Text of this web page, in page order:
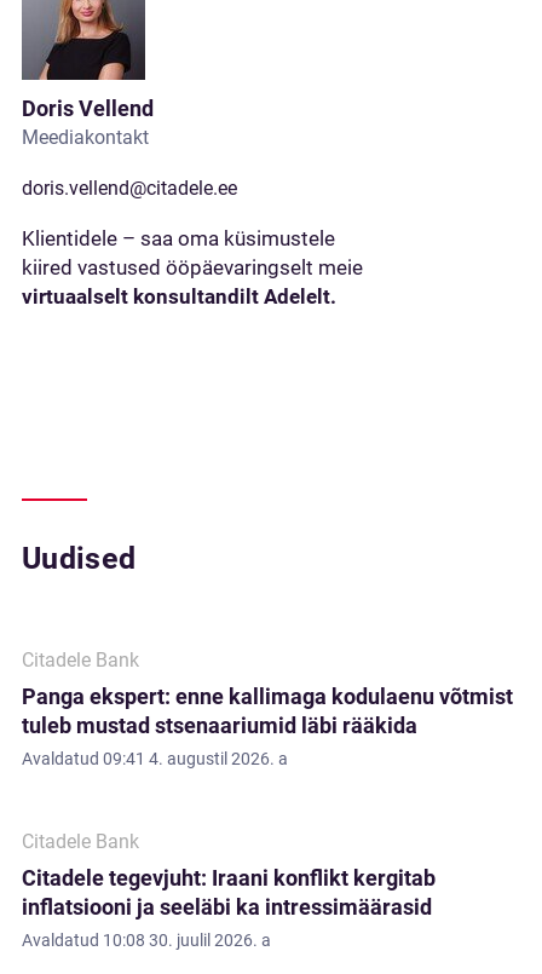
Doris Vellend
Meediakontakt
doris.vellend@citadele.ee
Klientidele – saa oma küsimustele
kiired vastused ööpäevaringselt meie
virtuaalselt konsultandilt Adelelt.
Uudised
Citadele Bank
Panga ekspert: enne kallimaga kodulaenu võtmist
tuleb mustad stsenaariumid läbi rääkida
Avaldatud 09:41 4. augustil 2026. a
Citadele Bank
Citadele tegevjuht: Iraani konflikt kergitab
inflatsiooni ja seeläbi ka intressimäärasid
Avaldatud 10:08 30. juulil 2026. a